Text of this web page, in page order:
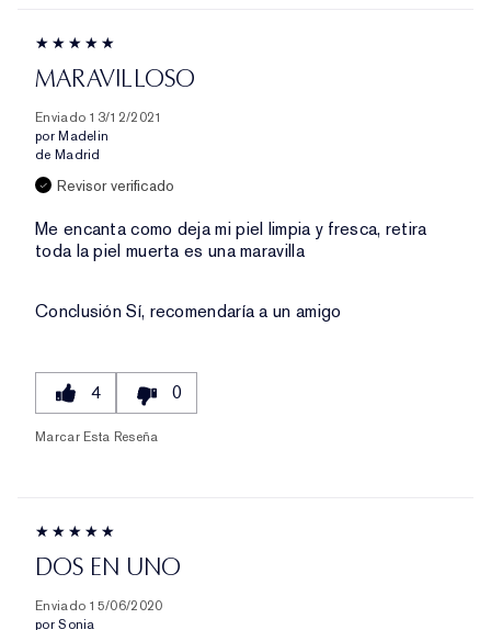
MARAVILLOSO
Enviado 13/12/2021
por Madelin
de Madrid
Revisor verificado
Me encanta como deja mi piel limpia y fresca, retira
toda la piel muerta es una maravilla
ConclusiónSí, recomendaría a un amigo
4 0
Marcar Esta Reseña
DOS EN UNO
Enviado 15/06/2020
por Sonia